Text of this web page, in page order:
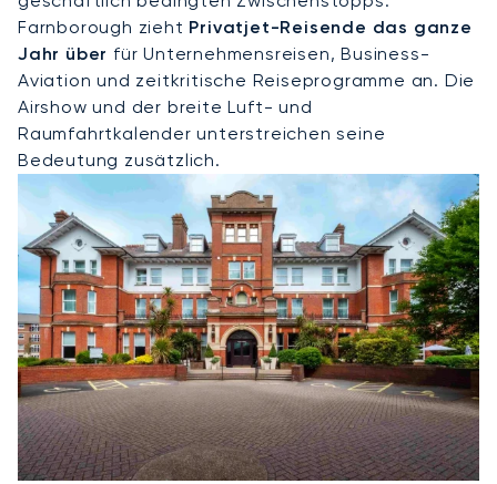
Farnborough zieht Privatjet-Reisende das ganze
Jahr über für Unternehmensreisen, Business-
Aviation und zeitkritische Reiseprogramme an. Die
Airshow und der breite Luft- und
Raumfahrtkalender unterstreichen seine
Bedeutung zusätzlich.